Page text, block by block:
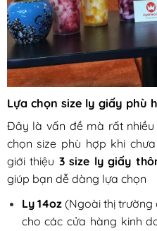
Lựa chọn size ly giấy phù
Đây là vấn đề mà rất
chọn size phù hợp khi
giới thiệu 3 size ly giấy
giúp bạn dễ dàng lựa chọn
Ly 14oz(Ngoài thị trường
cho các cửa hàng kinh